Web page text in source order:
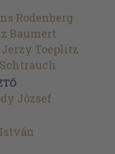
Rodenberg
Baumert
Jerzy Toeplitz
József